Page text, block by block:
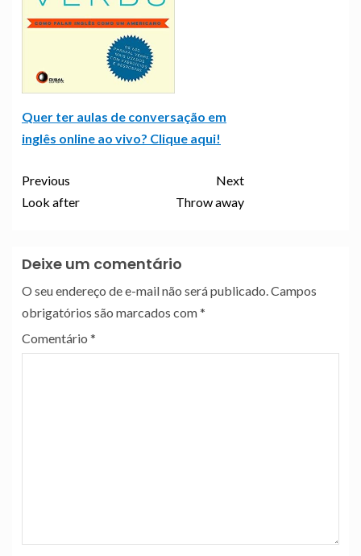
Quer ter aulas de conversação em
inglês online ao vivo? Clique aqui!
Previous
Look after
Next
Throw away
Deixe um comentário
O seu endereço de e-mail não será publicado. Campos
obrigatórios são marcados com*
Comentário *